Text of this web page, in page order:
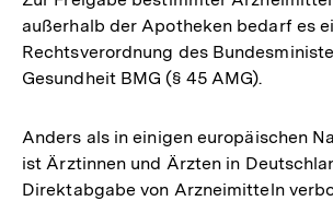
außerhalb der Apotheken bedarf es
Rechtsverordnung des
Gesundheit BMG (§ 45 AMG).
Anders als in einigen europäischen
ist Ärztinnen und Ärzten in
Direktabgabe von Arzneimitteln